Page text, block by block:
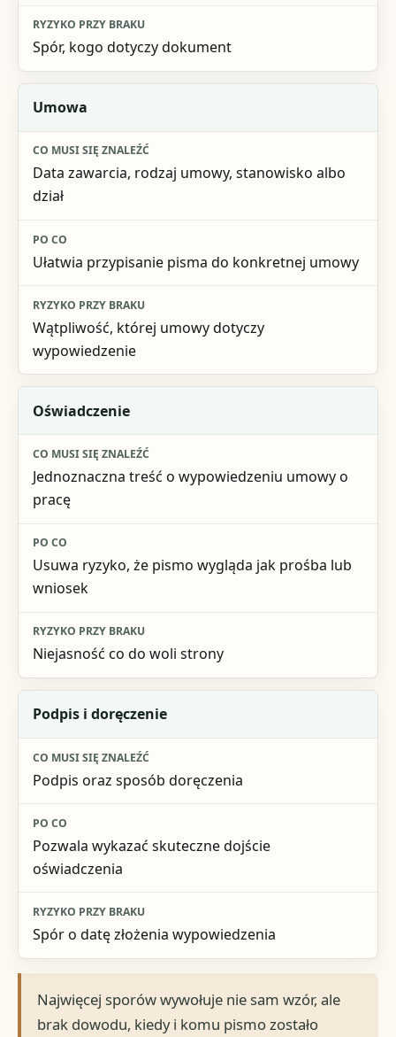
Spór, kogo dotyczy dokument
Umowa
Data zawarcia, rodzaj umowy, stanowisko albo
dział
Ułatwia przypisanie pisma do konkretnej umowy
Wątpliwość, której umowy dotyczy
wypowiedzenie
Oświadczenie
Jednoznaczna treść o wypowiedzeniu umowy o
pracę
Usuwa ryzyko, że pismo wygląda jak prośba lub
wniosek
Niejasność co do woli strony
Podpis i doręczenie
Podpis oraz sposób doręczenia
Pozwala wykazać skuteczne dojście
oświadczenia
Spór o datę złożenia wypowiedzenia
Najwięcej sporów wywołuje nie sam wzór, ale
brak dowodu, kiedy i komu pismo zostało